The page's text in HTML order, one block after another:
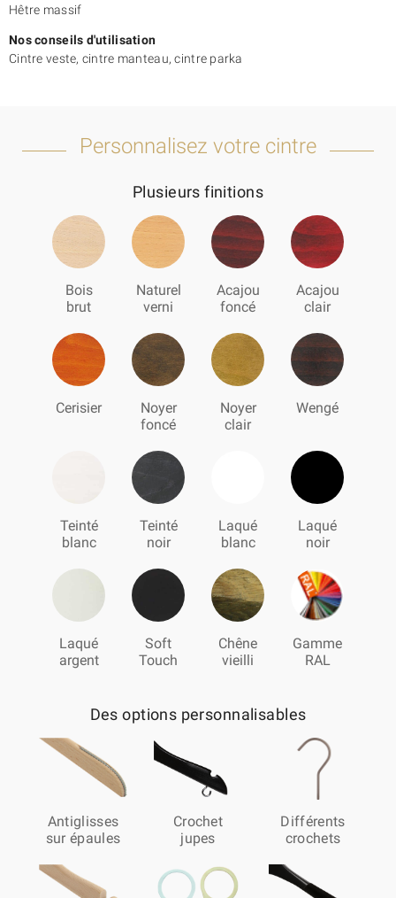
Hêtre massif
Nos conseils d'utilisation
Cintre veste, cintre manteau, cintre parka
Personnalisez votre cintre
Plusieurs finitions
Bois
brut
Naturel
verni
Acajou
foncé
Acajou
clair
Cerisier
Noyer
foncé
Noyer
clair
Wengé
Teinté
blanc
Teinté
noir
Laqué
blanc
Laqué
noir
Laqué
argent
Soft
Touch
Chêne
vieilli
Gamme
RAL
Des options personnalisables
Antiglisses
sur épaules
Crochet
jupes
Différents
crochets